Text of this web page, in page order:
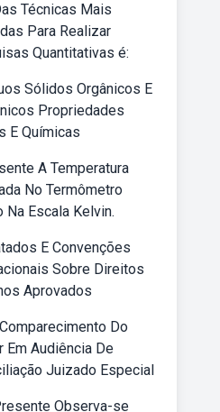
Técnicas Mais
Para Realizar
Quantitativas é:
Sólidos Orgânicos E
Propriedades
E Químicas
A Temperatura
No Termômetro
Na Escala Kelvin.
E Convenções
Sobre Direitos
Aprovados
Do
Em Audiência De
Juizado Especial
Observa-se